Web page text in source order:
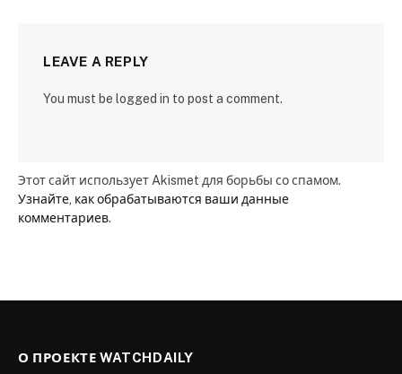
LEAVE A REPLY
You must be logged in to post a comment.
Этот сайт использует Akismet для борьбы со спамом.
Узнайте, как обрабатываются ваши данные
комментариев.
О ПРОЕКТЕ WATCHDAILY